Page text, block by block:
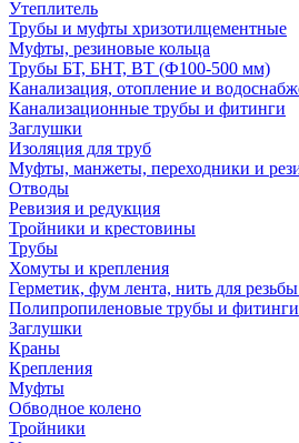
Утеплитель
Трубы и муфты хризотилцементные
Муфты, резиновые кольца
Трубы БТ, БНТ, ВТ (Ф100-500 мм)
Канализация, отопление и
Канализационные трубы и фитинги
Заглушки
Изоляция для труб
Муфты, манжеты, переходники и
Отводы
Ревизия и редукция
Тройники и крестовины
Трубы
Хомуты и крепления
Герметик, фум лента, нить для
Полипропиленовые трубы и фитинги
Заглушки
Краны
Крепления
Муфты
Обводное колено
Тройники